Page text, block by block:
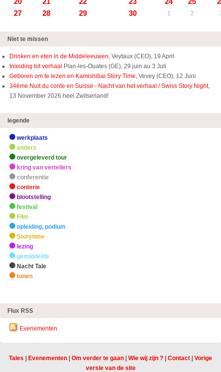
27
28 29 30 1 2
Niet te missen
Drinken en eten in de Middeleeuwen, Veytaux (CEO), 19 April
Inleiding tot verhaal Plan-les-Ouates (GE), 29 juin au 3 Juli
Geboren om te lezen en Kamishibai Story Time, Vevey (CEO), 12 Juni
34ème Nuit du conte en Suisse - Nacht van het verhaal / Swiss Story Night,
13 November 2026 heel Zwitserland!
legende
werkplaats
anders
overgeleverd tour
kring van vertellers
conferentie
conterie
blootstelling
festival
Film
opleiding, podium
Storytime
lezing
gemiddelde
Nacht Tale
tonen
Flux RSS
Evenementen
Tales Evenementen Om verder te gaan Wie wij zijn ? Contact
Vorige
versie van de site